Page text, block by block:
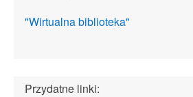
"Wirtualna biblioteka"
Przydatne linki: